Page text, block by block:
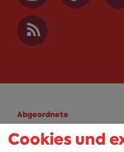
Abgeordnete
A-Z
Cookies und